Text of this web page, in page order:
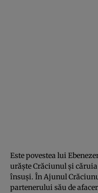
Este povestea lui
urăște Crăciunul și
însuși. În Ajunul
partenerului său de